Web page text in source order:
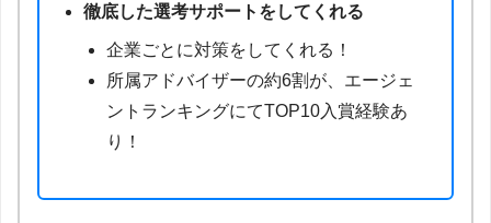
徹底した選考サポートをしてくれる
企業ごとに対策をしてくれる！
所属アドバイザーの約6割が、エージェ
ントランキングにてTOP10入賞経験あ
り！